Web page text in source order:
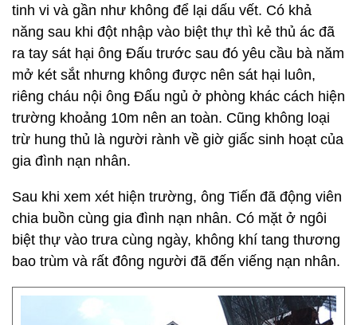
tinh vi và gần như không để lại dấu vết. Có khả
năng sau khi đột nhập vào biệt thự thì kẻ thủ ác đã
ra tay sát hại ông Đấu trước sau đó yêu cầu bà năm
mở két sắt nhưng không được nên sát hại luôn,
riêng cháu nội ông Đấu ngủ ở phòng khác cách hiện
trường khoảng 10m nên an toàn. Cũng không loại
trừ hung thủ là người rành về giờ giấc sinh hoạt của
gia đình nạn nhân.
Sau khi xem xét hiện trường, ông Tiến đã động viên
chia buồn cùng gia đình nạn nhân. Có mặt ở ngôi
biệt thự vào trưa cùng ngày, không khí tang thương
bao trùm và rất đông người đã đến viếng nạn nhân.